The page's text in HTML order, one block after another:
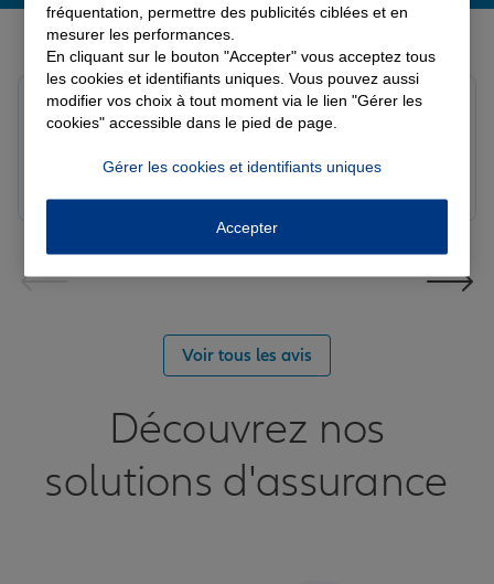
Derniers avis de nos agences Allianz
Note de 5 sur 5
Très bonne agence. Notre conseillère Laura est
Fanny B.
Voir tous les avis
Découvrez nos
solutions d'assurance
fréquentation, permettre des publicités ciblées et en
mesurer les performances.
En cliquant sur le bouton "Accepter" vous acceptez tous
les cookies et identifiants uniques. Vous pouvez aussi
modifier vos choix à tout moment via le lien "Gérer les
cookies" accessible dans le pied de page.
Gérer les cookies et identifiants uniques
Accepter